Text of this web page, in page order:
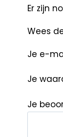
Er zijn
Wees
Je e-
Je
Je